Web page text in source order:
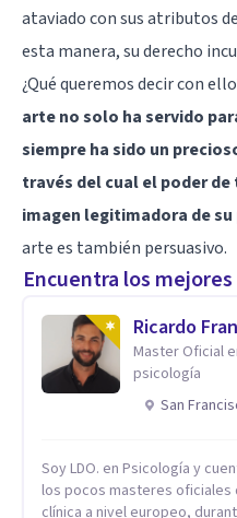
ataviado con sus atributos
esta manera, su derecho
¿Qué queremos decir con
arte no solo ha servido
siempre ha sido un
través del cual el poder
imagen legitimadora de
arte es también persuasivo.
Encuentra los
Ricardo
Master Oficial
psicología
San
Soy LDO. en Psicología y
los pocos masteres oficiales
clínica a nivel europeo,